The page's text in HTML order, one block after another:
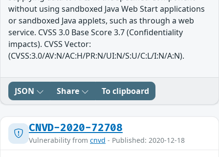
without using sandboxed Java Web Start applications
or sandboxed Java applets, such as through a web
service. CVSS 3.0 Base Score 3.7 (Confidentiality
impacts). CVSS Vector:
(CVSS:3.0/AV:N/AC:H/PR:N/UI:N/S:U/C:L/I:N/A:N).
JSON Share To clipboard
CNVD-2020-72708
Vulnerability from cnvd - Published: 2020-12-18